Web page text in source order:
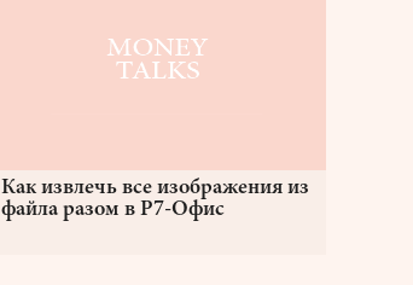
Как извлечь все изображения из
файла разом в Р7-Офис